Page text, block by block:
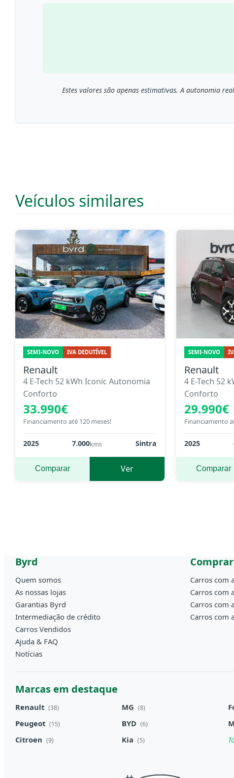
Estes valores são apenas estimativas. A autonomia
Veículos similares
SEMI-NOVO IVA DEDUTÍVEL
Renault
4 E-Tech 52 kWh Iconic Autonomia
Conforto
33.990€
Financiamento até 120 meses!
2025 7.000kms Sintra
Comparar Ver
SEMI-NOVO
Renault
4 E-Tech 52
Conforto
29.990€
Financiamento
2025
Comparar
Byrd
Quem somos
As nossas lojas
Garantias Byrd
Intermediação de crédito
Carros Vendidos
Ajuda & FAQ
Notícias
Carros com
Carros com
Carros com
Carros com
Marcas em destaque
Renault (38)
Peugeot (15)
Citroen (9)
MG (8)
BYD (6)
Kia (5)